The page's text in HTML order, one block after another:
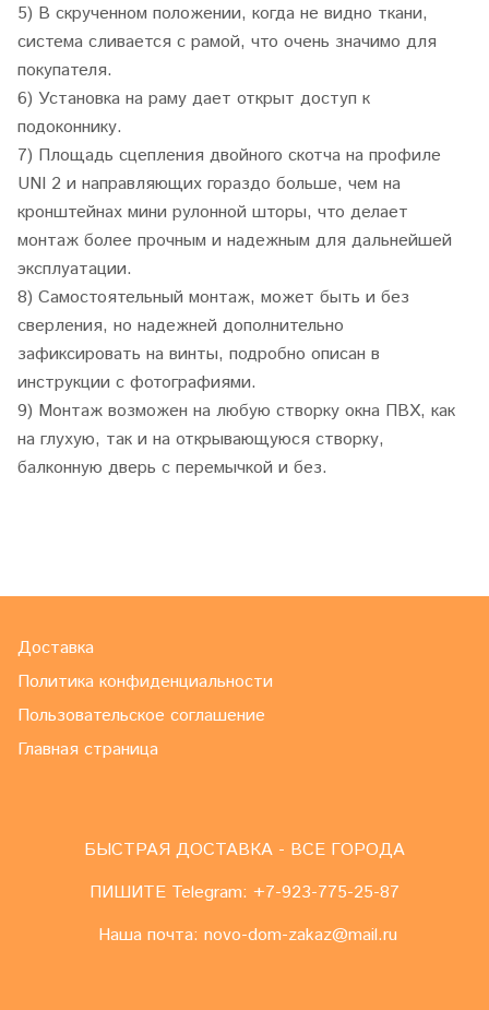
5) В скрученном положении, когда не видно ткани,
система сливается с рамой, что очень значимо для
покупателя.
6) Установка на раму дает открыт доступ к
подоконнику.
7) Площадь сцепления двойного скотча на профиле
UNI 2 и направляющих гораздо больше, чем на
кронштейнах мини рулонной шторы, что делает
монтаж более прочным и надежным для дальнейшей
эксплуатации.
8) Самостоятельный монтаж, может быть и без
сверления, но надежней дополнительно
зафиксировать на винты, подробно описан в
инструкции с фотографиями.
9) Монтаж возможен на любую створку окна ПВХ, как
на глухую, так и на открывающуюся створку,
балконную дверь с перемычкой и без.
Доставка
Политика конфиденциальности
Пользовательское соглашение
Главная страница
БЫСТРАЯ ДОСТАВКА - ВСЕ ГОРОДА
ПИШИТЕ Telegram: +7-923-775-25-87
Наша почта: novo-dom-zakaz@mail.ru